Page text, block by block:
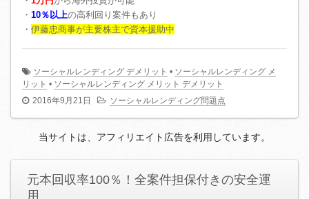
・ 10％以上の高利回り案件もあり
・ 伊藤忠商事が主要株主で資本援助中
ソーシャルレンディング デメリット • ソーシャルレンディング メ
リット • ソーシャルレンディング メリット デメリット
2016年9月21日
ソーシャルレンディング問題点
当サイトは、アフィリエイト広告を利用しています。
元本回収率100％！全案件担保付きの安全運
用